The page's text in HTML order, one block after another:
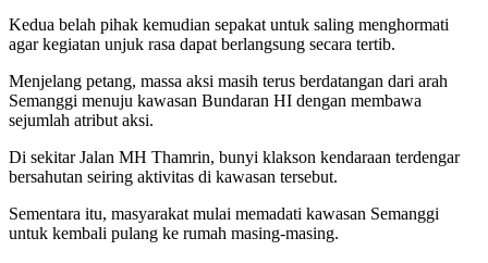
Kedua belah pihak kemudian sepakat untuk saling menghormati
agar kegiatan unjuk rasa dapat berlangsung secara tertib.
Menjelang petang, massa aksi masih terus berdatangan dari arah
Semanggi menuju kawasan Bundaran HI dengan membawa
sejumlah atribut aksi.
Di sekitar Jalan MH Thamrin, bunyi klakson kendaraan terdengar
bersahutan seiring aktivitas di kawasan tersebut.
Sementara itu, masyarakat mulai memadati kawasan Semanggi
untuk kembali pulang ke rumah masing-masing.